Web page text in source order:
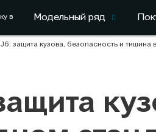
в
Модельный ряд
защита кузова, безопасность и тишина